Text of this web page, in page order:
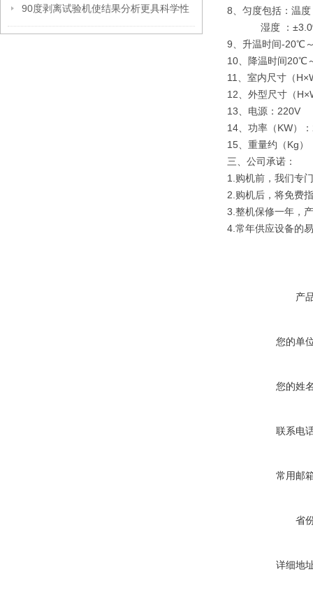
90度剥离试验机使结果分析更具科学性
8、匀度包括：温
湿度 ：
9、升温时间-20℃
10、降温时间20℃
11、室内尺寸（
12、外型尺寸（
13、电源：220V
14、功率（KW）
15、重量约（Kg）
三、公司承诺：
1.购机前，我们专
2.购机后，将免费
3.整机保修一年，
4.常年供应设备的
产
您的单
您的姓
联系电
常用邮
省
详细地